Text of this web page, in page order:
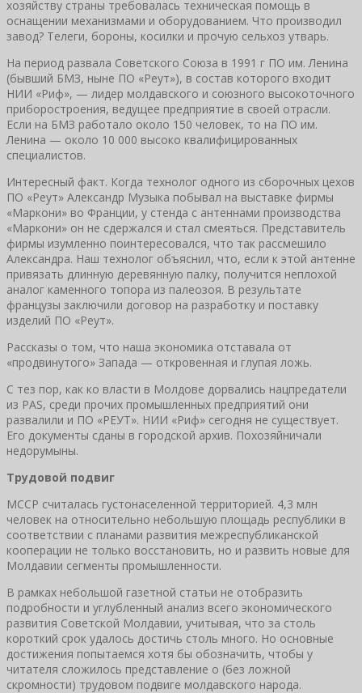
хозяйству страны требовалась техническая помощь в
оснащении механизмами и оборудованием. Что производил
завод? Телеги, бороны, косилки и прочую сельхоз утварь.
На период развала Советского Союза в 1991 г ПО им. Ленина
(бывший БМЗ, ныне ПО «Реут»), в состав которого входит
НИИ «Риф», — лидер молдавского и союзного высокоточного
приборостроения, ведущее предприятие в своей отрасли.
Если на БМЗ работало около 150 человек, то на ПО им.
Ленина — около 10 000 высоко квалифицированных
специалистов.
Интересный факт. Когда технолог одного из сборочных цехов
ПО «Реут» Александр Музыка побывал на выставке фирмы
«Маркони» во Франции, у стенда с антеннами производства
«Маркони» он не сдержался и стал смеяться. Представитель
фирмы изумленно поинтересовался, что так рассмешило
Александра. Наш технолог объяснил, что, если к этой антенне
привязать длинную деревянную палку, получится неплохой
аналог каменного топора из палеозоя. В результате
французы заключили договор на разработку и поставку
изделий ПО «Реут».
Рассказы о том, что наша экономика отставала от
«продвинутого» Запада — откровенная и глупая ложь.
С тез пор, как ко власти в Молдове дорвались нацпредатели
из PAS, среди прочих промышленных предприятий они
развалили и ПО «РЕУТ». НИИ «Риф» сегодня не существует.
Его документы сданы в городской архив. Похозяйничали
недорумыны.
Трудовой подвиг
МССР считалась густонаселенной территорией. 4,3 млн
человек на относительно небольшую площадь республики в
соответствии с планами развития межреспубликанской
кооперации не только восстановить, но и развить новые для
Молдавии сегменты промышленности.
В рамках небольшой газетной статьи не отобразить
подробности и углубленный анализ всего экономического
развития Советской Молдавии, учитывая, что за столь
короткий срок удалось достичь столь много. Но основные
достижения попытаемся хотя бы обозначить, чтобы у
читателя сложилось представление о (без ложной
скромности) трудовом подвиге молдавского народа.